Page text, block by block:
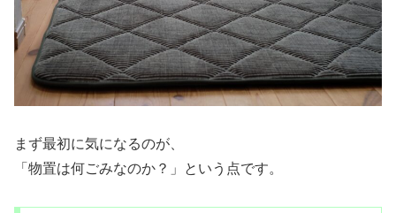
まず最初に気になるのが、
「物置は何ごみなのか？」という点です。